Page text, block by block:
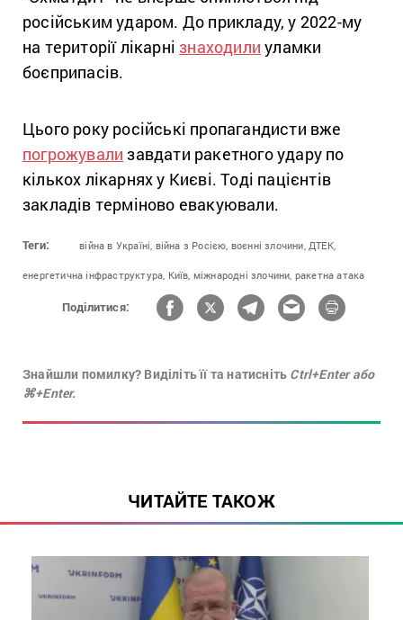
російським ударом. До прикладу, у 2022-му
на території лікарнізнаходили уламки
боєприпасів.
Цього року російські пропагандисти вже
погрожували завдати ракетного удару по
кількох лікарнях у Києві. Тоді пацієнтів
закладів терміново евакуювали.
Теги: війна в Україні, війна з Росією, воєнні злочини, ДТЕК,
енергетична інфраструктура, Київ, міжнародні злочини, ракетна атака
Поділитися:
Знайшли помилку? Виділіть її та натисніть Ctrl+Enter або
⌘+Enter.
ЧИТАЙТЕ ТАКОЖ